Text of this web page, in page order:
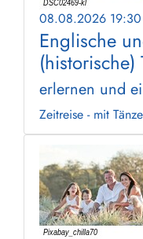
08.08.2026
Englische
(historische)
erlernen und
Zeitreise - mit